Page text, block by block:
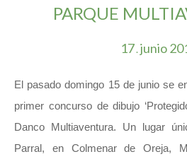
PARQUE
17. junio
El pasado domingo 15 de junio se
primer concurso de dibujo
Danco Multiaventura. Un lugar
Parral, en Colmenar de Oreja,